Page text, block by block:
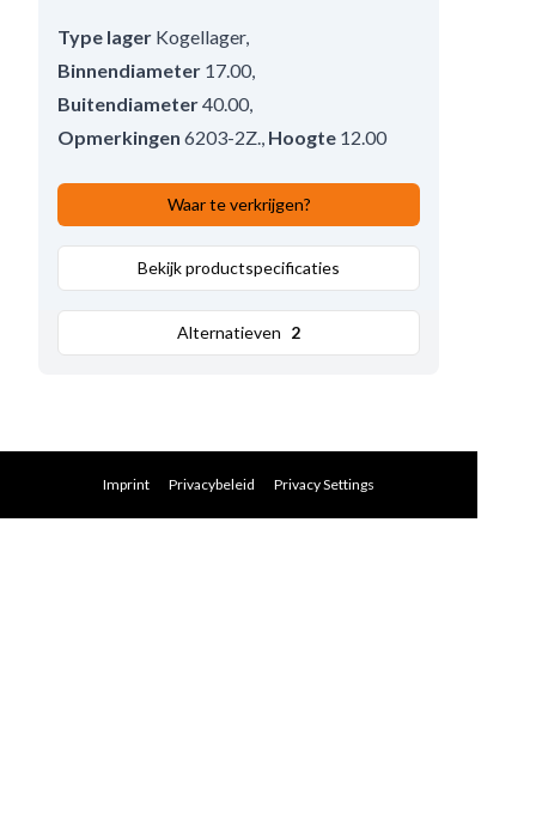
Type lager Kogellager,
Binnendiameter 17.00,
Buitendiameter40.00,
Opmerkingen 6203-2Z., Hoogte 12.00
Waar te verkrijgen?
Bekijk productspecificaties
Alternatieven 2
Imprint Privacybeleid Privacy Settings